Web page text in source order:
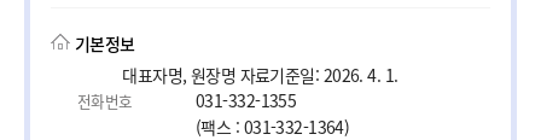
기본정보
대표자명, 원장명 자료기준일: 2026. 4. 1.
전화번호
031-332-1355
(팩스 : 031-332-1364)